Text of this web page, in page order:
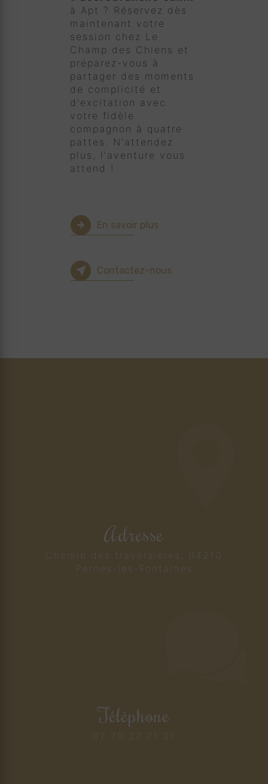
à Apt ? Réservez dès
maintenant votre
session chez Le
Champ des Chiens et
préparez-vous à
partager des moments
de complicité et
d'excitation avec
votre fidèle
compagnon à quatre
pattes. N'attendez
plus, l'aventure vous
attend !
En savoir plus
Contactez-nous
Adresse
Chemin des traversières, 84210
Pernes-les-Fontaines
Téléphone
07 70 27 71 31